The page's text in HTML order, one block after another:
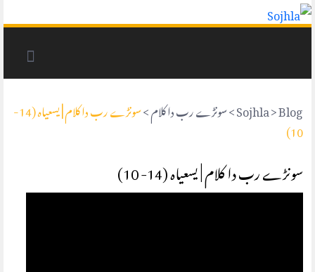
Sojhla>Blog
>سونڑے رب دا کلام> سونڑے رب دا کلام | یسعیاہ (14-
10)
سونڑے رب دا کلام | یسعیاہ (14- 10)